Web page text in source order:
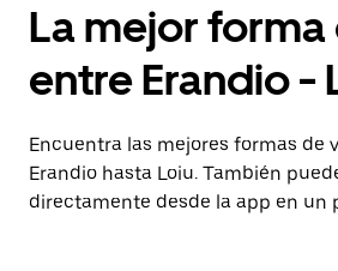
La mejor forma
entre Erandio -
Encuentra las mejores formas de
Erandio hasta Loiu. También
directamente desde la app en un